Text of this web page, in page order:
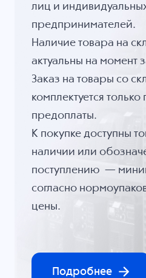
лиц и
предпринимателей.
Наличие товара на
актуальны на момент
Заказ на товары со
комплектуется только
предоплаты.
К покупке доступны
наличии или
поступлению —
согласно
цены.
Подробнее